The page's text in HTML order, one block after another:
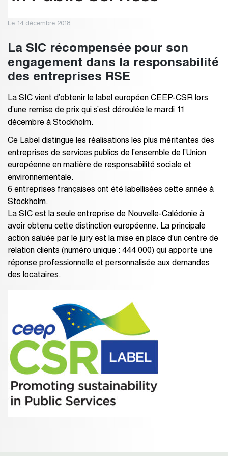
Le 14 décembre 2018
La SIC récompensée pour son
engagement dans la responsabilité
des entreprises RSE
La SIC vient d’obtenir le label européen CEEP-CSR lors
d’une remise de prix qui s’est déroulée le mardi 11
décembre à Stockholm.
Ce Label distingue les réalisations les plus méritantes des
entreprises de services publics de l’ensemble de l’Union
européenne en matière de responsabilité sociale et
environnementale.
6 entreprises françaises ont été labellisées cette année à
Stockholm.
La SIC est la seule entreprise de Nouvelle-Calédonie à
avoir obtenu cette distinction européenne. La principale
action saluée par le jury est la mise en place d’un centre de
relation clients (numéro unique : 444 000) qui apporte une
réponse professionnelle et personnalisée aux demandes
des locataires.